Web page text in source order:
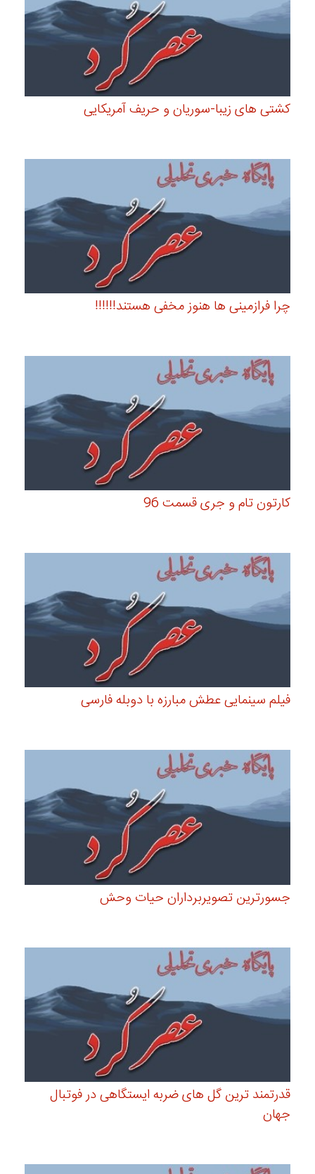
کشتی های زیبا-سوریان و حریف آمریکایی
چرا فرازمینی ها هنوز مخفی هستند!!!!!!
کارتون تام و جری قسمت 96
فیلم سینمایی عطش مبارزه با دوبله فارسی
جسورترین تصویربرداران حیات وحش
قدرتمند ترین گل های ضربه ایستگاهی در فوتبال
جهان